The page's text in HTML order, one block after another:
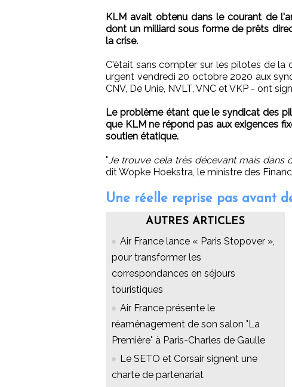
KLM avait obtenu dans le courant de
dont un milliard sous forme de prêts
la crise.
C'était sans compter sur les pilotes de
urgent vendredi 20 octobre 2020 aux
CNV, De Unie, NVLT, VNC et VKP - ont
Le problème étant que le syndicat des
que KLM ne répond pas aux exigences
soutien étatique.
"Je trouve cela très décevant mais dans
dit Wopke Hoekstra, le ministre des
Une réelle reprise pas avant
AUTRES ARTICLES
Air France lance « Paris Stopover »,
pour transformer les
correspondances en séjours
touristiques
Air France présente le
réaménagement de son salon "La
Première" à Paris-Charles de Gaulle
Le SETO et Corsair signent une
charte de partenariat